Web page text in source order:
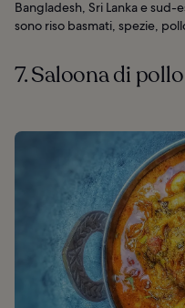
Bangladesh, Sri Lanka e
sono riso basmati, spezie,
7. Saloona di pollo